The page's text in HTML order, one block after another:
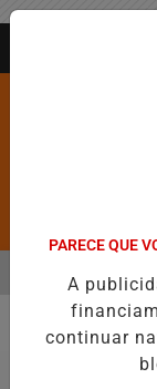
É CONFIRMADA
EM ALTA
Política
PARECE QUE
A
continuar